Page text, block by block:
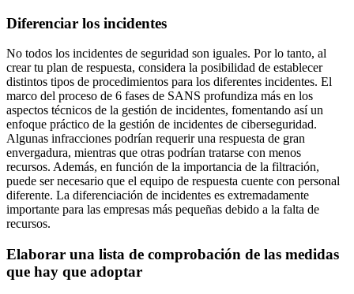
Diferenciar los incidentes
No todos los incidentes de seguridad son iguales. Por lo tanto, al
crear tu plan de respuesta, considera la posibilidad de establecer
distintos tipos de procedimientos para los diferentes incidentes. El
marco del proceso de 6 fases de SANS profundiza más en los
aspectos técnicos de la gestión de incidentes, fomentando así un
enfoque práctico de la gestión de incidentes de ciberseguridad.
Algunas infracciones podrían requerir una respuesta de gran
envergadura, mientras que otras podrían tratarse con menos
recursos. Además, en función de la importancia de la filtración,
puede ser necesario que el equipo de respuesta cuente con personal
diferente. La diferenciación de incidentes es extremadamente
importante para las empresas más pequeñas debido a la falta de
recursos.
Elaborar una lista de comprobación de las medidas
que hay que adoptar